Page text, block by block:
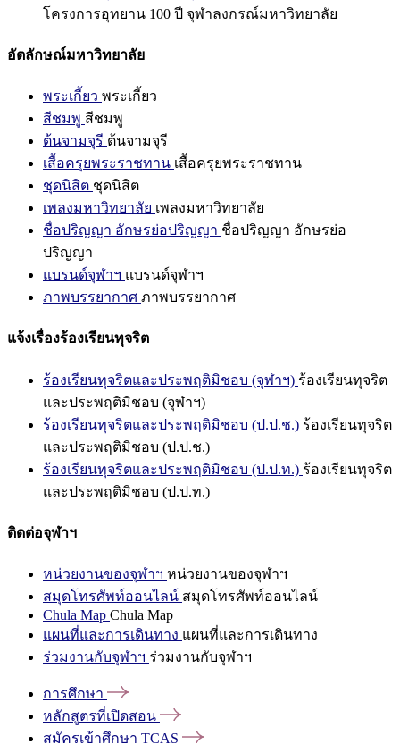
โครงการอุทยาน 100 ปี จุฬาลงกรณ์มหาวิทยาลัย
อัตลักษณ์มหาวิทยาลัย
พระเกี้ยว พระเกี้ยว
สีชมพู สีชมพู
ต้นจามจุรี ต้นจามจุรี
เสื้อครุยพระราชทาน เสื้อครุยพระราชทาน
ชุดนิสิต ชุดนิสิต
เพลงมหาวิทยาลัย เพลงมหาวิทยาลัย
ชื่อปริญญา อักษรย่อปริญญา ชื่อปริญญา อักษรย่อ
ปริญญา
แบรนด์จุฬาฯ แบรนด์จุฬาฯ
ภาพบรรยากาศ ภาพบรรยากาศ
แจ้งเรื่องร้องเรียนทุจริต
ร้องเรียนทุจริตและประพฤติมิชอบ (จุฬาฯ) ร้องเรียนทุจริต
และประพฤติมิชอบ (จุฬาฯ)
ร้องเรียนทุจริตและประพฤติมิชอบ (ป.ป.ช.) ร้องเรียนทุจริต
และประพฤติมิชอบ (ป.ป.ช.)
ร้องเรียนทุจริตและประพฤติมิชอบ (ป.ป.ท.) ร้องเรียนทุจริต
และประพฤติมิชอบ (ป.ป.ท.)
ติดต่อจุฬาฯ
หน่วยงานของจุฬาฯ หน่วยงานของจุฬาฯ
สมุดโทรศัพท์ออนไลน์ สมุดโทรศัพท์ออนไลน์
Chula Map Chula Map
แผนที่และการเดินทาง แผนที่และการเดินทาง
ร่วมงานกับจุฬาฯ ร่วมงานกับจุฬาฯ
การศึกษา
หลักสูตรที่เปิดสอน
สมัครเข้าศึกษา TCAS